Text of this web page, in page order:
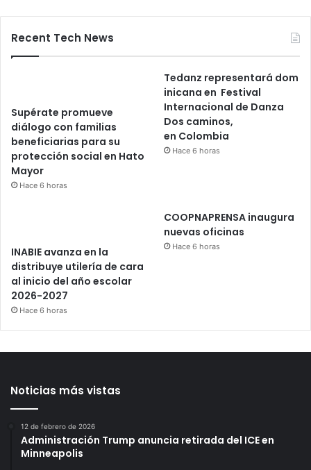
Recent Tech News
Supérate promueve
diálogo con familias
beneficiarias para su
protección social en Hato
Mayor
Hace 6 horas
Tedanz representará dom
inicana en Festival
Internacional de Danza
Dos caminos,
en Colombia
Hace 6 horas
INABIE avanza en la
distribuye utilería de cara
al inicio del año escolar
2026-2027
Hace 6 horas
COOPNAPRENSA inaugura
nuevas oficinas
Hace 6 horas
Noticias más vistas
12 de febrero de 2026
Administración Trump anuncia retirada del ICE en
Minneapolis